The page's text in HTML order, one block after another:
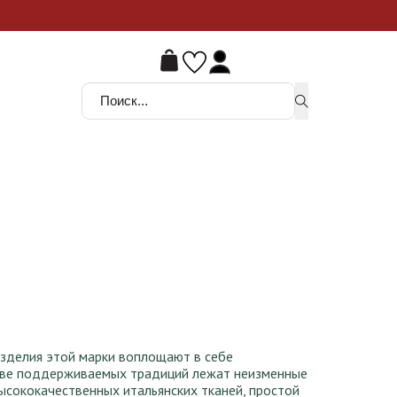
Поиск ...
этой марки воплощают в себе
поддерживаемых традиций лежат неизменные
итальянских тканей, простой